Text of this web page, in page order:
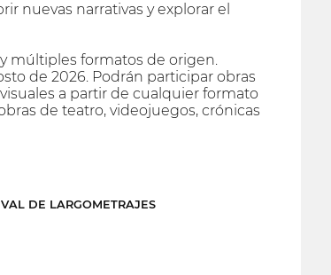
nuevas narrativas y explorar el
múltiples formatos de origen.
de 2026. Podrán participar obras
a partir de cualquier formato
de teatro, videojuegos, crónicas
DE LARGOMETRAJES